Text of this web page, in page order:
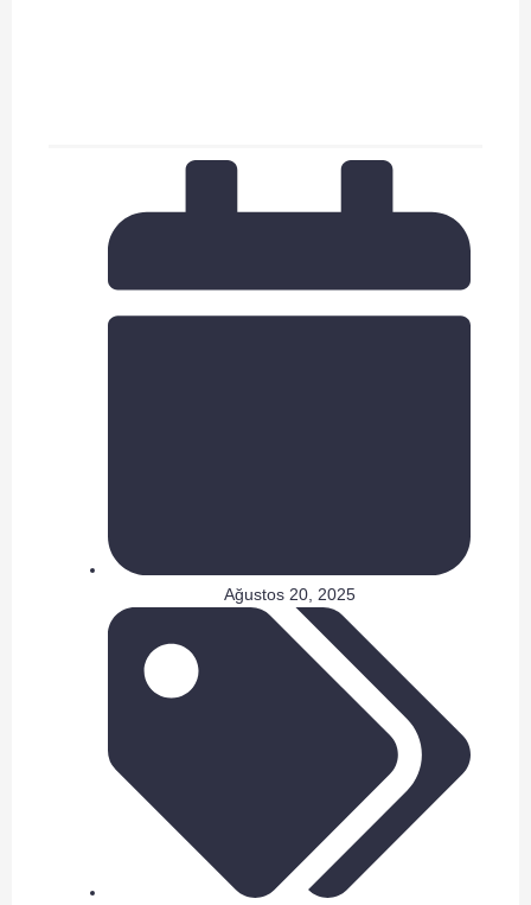
Ağustos 20, 2025